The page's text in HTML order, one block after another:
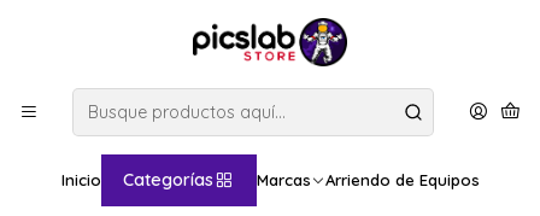
Inicio Categorías Marcas Arriendo de Equipos